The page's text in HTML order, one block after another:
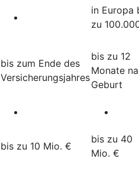
in Europa
zu
bis zum Ende des
Versicherungsjahres
bis zu 12
Monate
Geburt
bis zu 10 Mio. €
bis zu 40
Mio. €